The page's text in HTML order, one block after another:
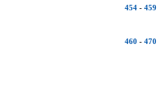
454 - 459
460 - 470